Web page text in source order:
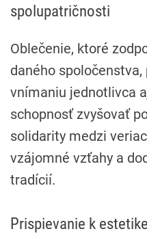
spolupatričnosti
Oblečenie, ktoré
daného
vnímaniu jednotlivca
schopnosť zvyšovať
solidarity medzi
vzájomné vzťahy a
tradícií.
Prispievanie k